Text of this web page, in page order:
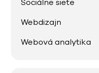
Sociálne siete
Webdizajn
Webová analytika